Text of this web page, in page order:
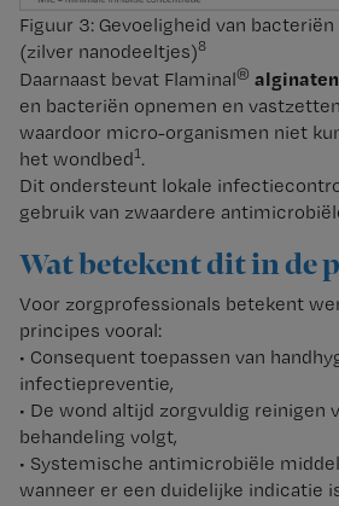
Figuur 3: Gevoeligheid van
(zilver nanodeeltjes)8
Daarnaast bevat Flaminal® alginaten
en bacteriën opnemen en
waardoor micro-organismen niet
het wondbed1 .
Dit ondersteunt lokale
gebruik van zwaardere
Wat betekent dit in de
Voor zorgprofessionals betekent
principes vooral:
• Consequent toepassen van
infectiepreventie,
• De wond altijd zorgvuldig reinigen
behandeling volgt,
• Systemische antimicrobiële
wanneer er een duidelijke indicatie